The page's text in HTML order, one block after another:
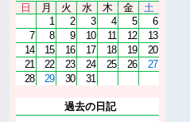
日
月 火 水 木 金
土
1
2 3 4 5
6
7
8 9 10 11 12
13
14
15 16 17 18 19
20
21
22 23 24 25 26
27
28
29 30 31
過去の日記